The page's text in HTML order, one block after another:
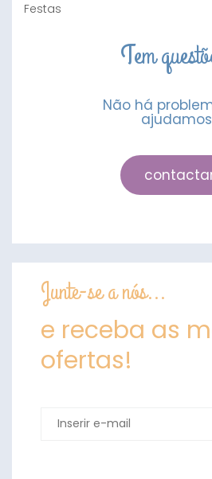
Tem
Não há
Junte-se a nós...
e receba as
ofertas!